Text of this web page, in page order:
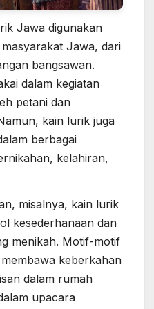
Jawa digunakan
Jawa, dari
bangsawan.
dalam kegiatan
petani dan
kain lurik juga
berbagai
kelahiran,
misalnya, kain lurik
kesederhanaan dan
menikah. Motif-motif
keberkahan
dalam rumah
upacara